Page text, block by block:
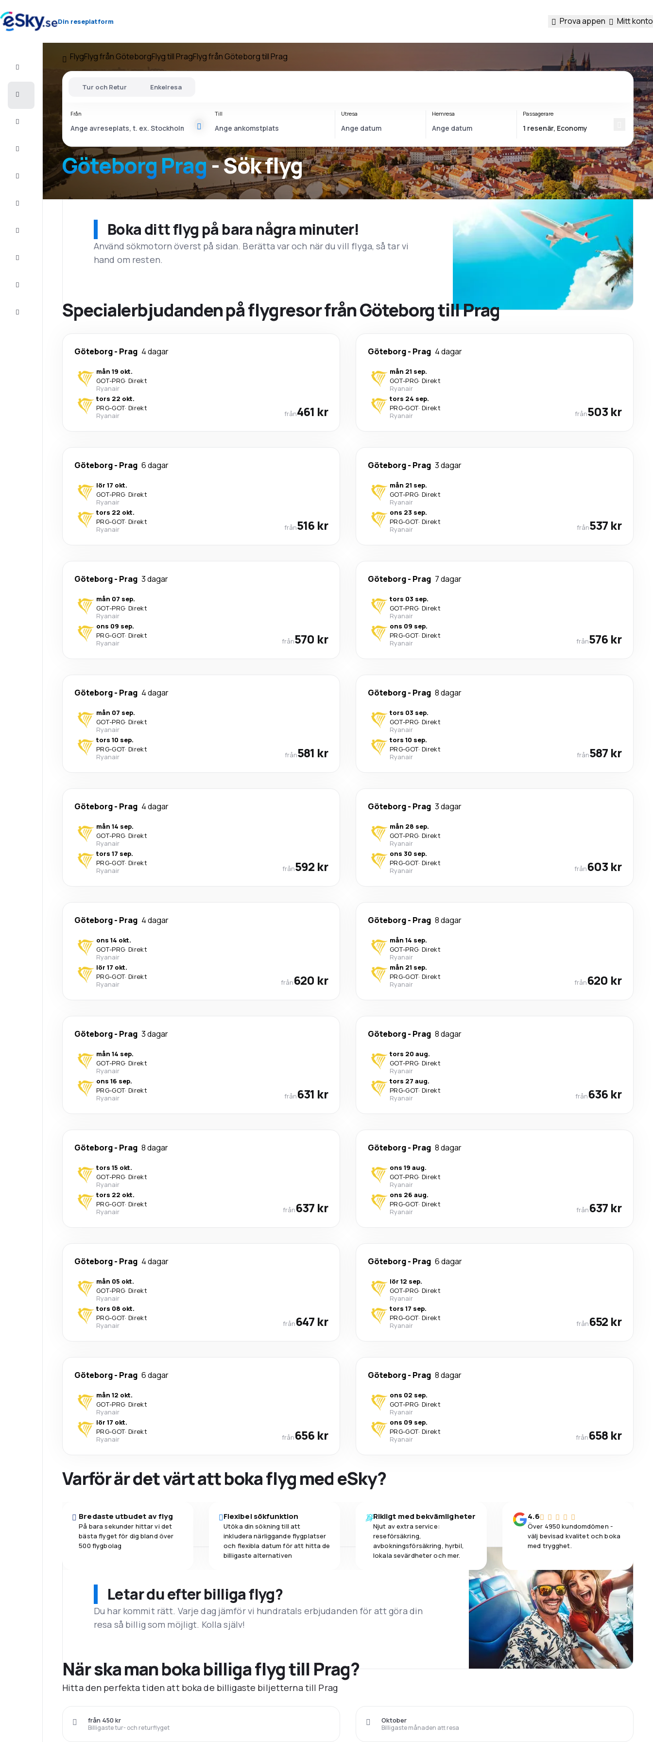
Din reseplatform Prova appen Mitt konto
minuten
Weekendresor
FlygFlyg från GöteborgFlyg till PragFlyg från Göteborg till Prag
Göteborg Prag- Sök flyg
Tur och Retur Enkelresa
Från Till Utresa Hemresa Passagerare
Boka ditt flyg på bara några minuter!
Använd sökmotorn överst på sidan. Berätta var och när du vill flyga, så tar vi
hand om resten.
Specialerbjudanden på flygresor från Göteborg till Prag
Göteborg- Prag 4 dagar
mån 19 okt.
GOT-PRG· Direkt
Ryanair
tors 22 okt.
PRG-GOT· Direkt
Ryanair
från461 kr
Göteborg- Prag 4 dagar
mån 21 sep.
GOT-PRG· Direkt
Ryanair
tors 24 sep.
PRG-GOT· Direkt
Ryanair
från503 kr
Göteborg- Prag 6 dagar
lör 17 okt.
GOT-PRG· Direkt
Ryanair
tors 22 okt.
PRG-GOT· Direkt
Ryanair
från516 kr
Göteborg- Prag 3 dagar
mån 21 sep.
GOT-PRG· Direkt
Ryanair
ons 23 sep.
PRG-GOT· Direkt
Ryanair
från537 kr
Göteborg- Prag 3 dagar
mån 07 sep.
GOT-PRG· Direkt
Ryanair
ons 09 sep.
PRG-GOT· Direkt
Ryanair
från570 kr
Göteborg- Prag 7 dagar
tors 03 sep.
GOT-PRG· Direkt
Ryanair
ons 09 sep.
PRG-GOT· Direkt
Ryanair
från576 kr
Göteborg- Prag 4 dagar
mån 07 sep.
GOT-PRG· Direkt
Ryanair
tors 10 sep.
PRG-GOT· Direkt
Ryanair
från581 kr
Göteborg- Prag 8 dagar
tors 03 sep.
GOT-PRG· Direkt
Ryanair
tors 10 sep.
PRG-GOT· Direkt
Ryanair
från587 kr
Göteborg- Prag 4 dagar
mån 14 sep.
GOT-PRG· Direkt
Ryanair
tors 17 sep.
PRG-GOT· Direkt
Ryanair
från592 kr
Göteborg- Prag 3 dagar
mån 28 sep.
GOT-PRG· Direkt
Ryanair
ons 30 sep.
PRG-GOT· Direkt
Ryanair
från603 kr
Göteborg- Prag 4 dagar
ons 14 okt.
GOT-PRG· Direkt
Ryanair
lör 17 okt.
PRG-GOT· Direkt
Ryanair
från620 kr
Göteborg- Prag 8 dagar
mån 14 sep.
GOT-PRG· Direkt
Ryanair
mån 21 sep.
PRG-GOT· Direkt
Ryanair
från620 kr
Göteborg- Prag 3 dagar
mån 14 sep.
GOT-PRG· Direkt
Ryanair
ons 16 sep.
PRG-GOT· Direkt
Ryanair
från631 kr
Göteborg- Prag 8 dagar
tors 20 aug.
GOT-PRG· Direkt
Ryanair
tors 27 aug.
PRG-GOT· Direkt
Ryanair
från636 kr
Göteborg- Prag 8 dagar
tors 15 okt.
GOT-PRG· Direkt
Ryanair
tors 22 okt.
PRG-GOT· Direkt
Ryanair
från637 kr
Göteborg- Prag 8 dagar
ons 19 aug.
GOT-PRG· Direkt
Ryanair
ons 26 aug.
PRG-GOT· Direkt
Ryanair
från637 kr
Göteborg- Prag 4 dagar
mån 05 okt.
GOT-PRG· Direkt
Ryanair
tors 08 okt.
PRG-GOT· Direkt
Ryanair
från647 kr
Göteborg- Prag 6 dagar
lör 12 sep.
GOT-PRG· Direkt
Ryanair
tors 17 sep.
PRG-GOT· Direkt
Ryanair
från652 kr
Göteborg- Prag 6 dagar
mån 12 okt.
GOT-PRG· Direkt
Ryanair
lör 17 okt.
PRG-GOT· Direkt
Ryanair
från656 kr
Göteborg- Prag 8 dagar
ons 02 sep.
GOT-PRG· Direkt
Ryanair
ons 09 sep.
PRG-GOT· Direkt
Ryanair
från658 kr
Varför är det värt att boka flyg med eSky?
Bredaste utbudet av flyg
På bara sekunder hittar vi det
bästa flyget för dig bland över
500 flygbolag
Flexibel sökfunktion
Utöka din sökning till att
inkludera närliggande flygplatser
och flexibla datum för att hitta de
billigaste alternativen
Rikligt med bekvämligheter
Njut av extra service:
reseförsäkring,
avbokningsförsäkring, hyrbil,
lokala sevärdheter och mer.
4.6
Över 4950 kundomdömen -
välj bevisad kvalitet och boka
med trygghet.
Letar du efter billiga flyg?
Du har kommit rätt. Varje dag jämför vi hundratals erbjudanden för att göra din
resa så billig som möjligt. Kolla själv!
När ska man boka billiga flyg till Prag?
Hitta den perfekta tiden att boka de billigaste biljetterna till Prag
Billigaste tur- och returflyget
från 450 kr
Billigaste månaden att resa
Oktober